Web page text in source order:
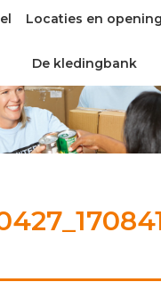
Locaties en
De kledingbank